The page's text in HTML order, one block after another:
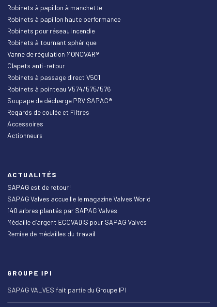
Robinets à papillon à manchette
Robinets à papillon haute performance
Robinets pour réseau incendie
Robinets à tournant sphérique
Vanne de régulation MONOVAR®
Clapets anti-retour
Robinets à passage direct V501
Robinets à pointeau V574/575/576
Soupape de décharge PRV SAPAG®
Regards de coulée et Filtres
Accessoires
Actionneurs
ACTUALITÉS
SAPAG est de retour !
SAPAG Valves accueille le magazine Valves World
140 arbres plantés par SAPAG Valves
Médaille d’argent ECOVADIS pour SAPAG Valves
Remise de médailles du travail
GROUPE IPI
SAPAG VALVES fait partie du Groupe IPI